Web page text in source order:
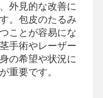
外見的な改善に
。包皮のたるみ
ことが容易にな
手術やレーザー
の希望や状況に
重要です。